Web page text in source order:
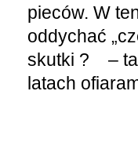
pieców. W
oddychać
skutki ? –
latach